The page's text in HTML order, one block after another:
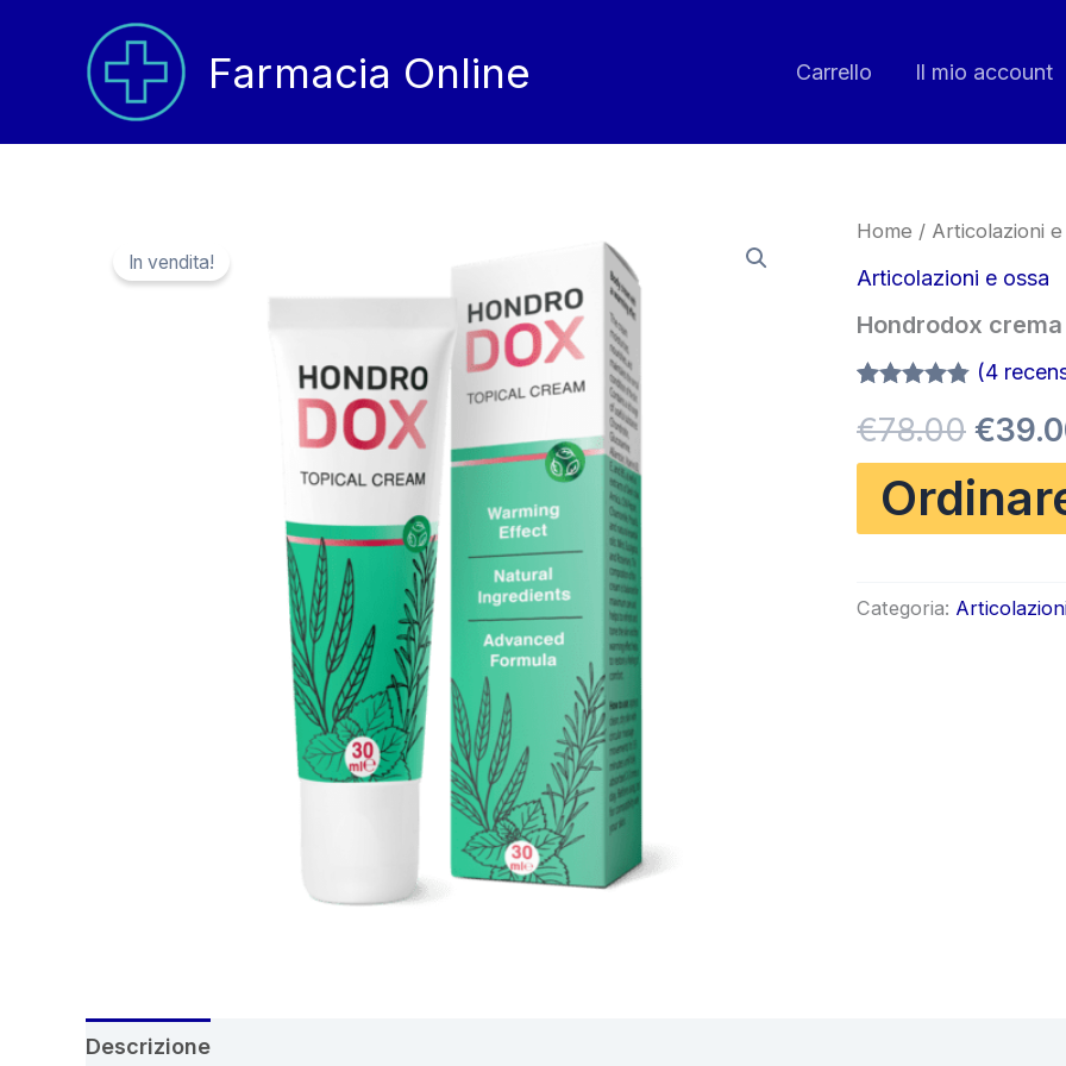
contenuto
Farmacia Online Carrello Il mio account
In vendita!
Home / Articolazioni e
Articolazioni e ossa
Hondrodox crema
4.75su 5
su base
di
recensioni
(4
€78.00 Il
€
Categoria:
Descrizione